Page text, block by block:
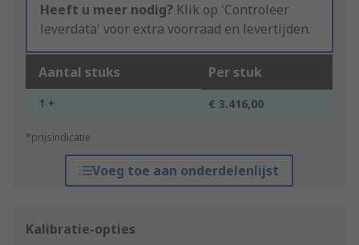
Heeft u meer nodig? Klik op 'Controleer
leverdata' voor extra voorraad en levertijden.
Aantal stuks Per stuk
1 + € 3.416,00
*prijsindicatie
Voeg toe aan onderdelenlijst
Kalibratie-opties